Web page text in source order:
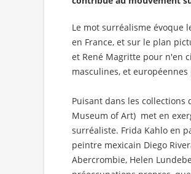
Le mot surréalisme évoque
en France, et sur le plan
et René Magritte pour n'en
masculines, et
Puisant dans les collections
Museum of Art) met en
surréaliste. Frida Kahlo en
peintre mexicain Diego
Abercrombie, Helen